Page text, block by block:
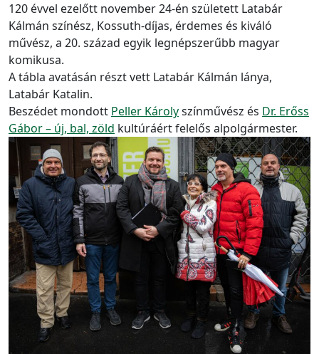
120 évvel ezelőtt november 24-én született Latabár
Kálmán színész, Kossuth-díjas, érdemes és kiváló
művész, a 20. század egyik legnépszerűbb magyar
komikusa.
A tábla avatásán részt vett Latabár Kálmán lánya,
Latabár Katalin.
Beszédet mondott Peller Károlyszínművész és Dr. Erőss
Gábor – új, bal, zöld kultúráért felelős alpolgármester.